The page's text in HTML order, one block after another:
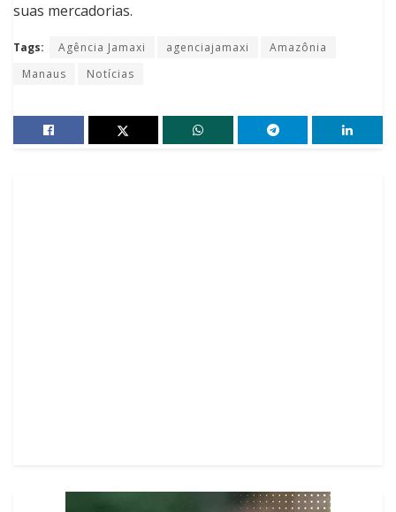
suas mercadorias.
Tags: Agência Jamaxi agenciajamaxi
Amazônia
Manaus
Notícias